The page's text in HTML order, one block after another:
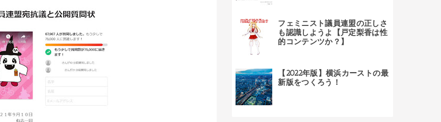
フェミニスト議員連盟の正しさ
も認識しようよ【戸定梨香は性
的コンテンツか？】
【2022年版】横浜カーストの最
新版をつくろう！